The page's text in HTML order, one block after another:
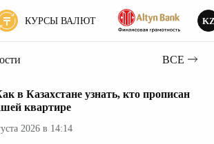
КУРСЫ ВАЛЮТ KZ
ВСЕ
в Казахстане узнать, кто прописан
квартире
2026 в 14:14